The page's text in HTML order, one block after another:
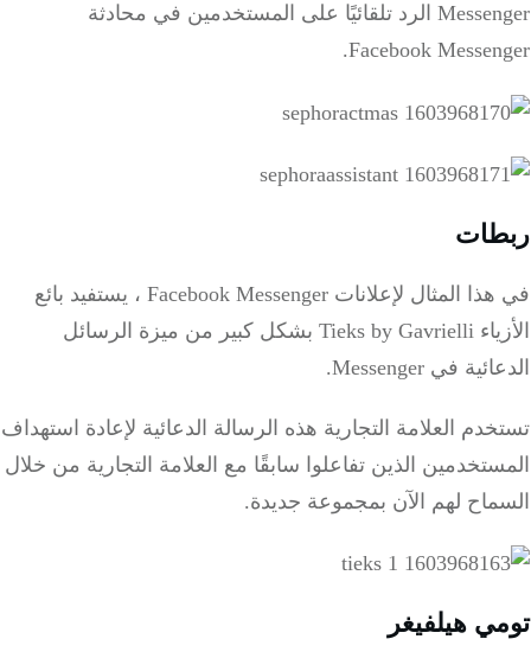
Messenger الرد تلقائيًا على المستخدمين في محادثة
Facebook Messenger.
ربطات
في هذا المثال لإعلانات Facebook Messenger ، يستفيد بائع
الأزياء Tieks by Gavrielli بشكل كبير من ميزة الرسائل
الدعائية في Messenger.
تستخدم العلامة التجارية هذه الرسالة الدعائية لإعادة استهداف
المستخدمين الذين تفاعلوا سابقًا مع العلامة التجارية من خلال
السماح لهم الآن بمجموعة جديدة.
تومي هيلفيغر